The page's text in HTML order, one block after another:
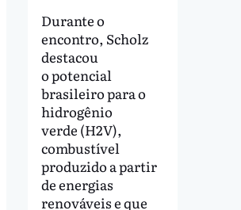
Durante o
encontro, Scholz
destacou
o potencial
brasileiro para o
hidrogênio
verde (H2V),
combustível
produzido a partir
de energias
renováveis e que